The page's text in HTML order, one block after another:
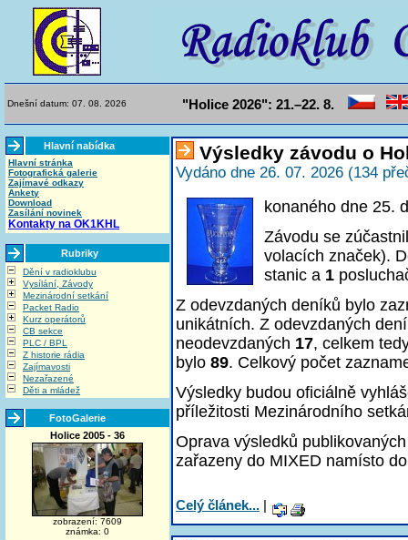
Dnešní datum: 07. 08. 2026 "Holice 2026": 21.–22. 8.
Hlavní nabídka
Hlavní stránka
Fotografická galerie
Zajímavé odkazy
Ankety
Download
Zasílání novinek
Kontakty na OK1KHL
Rubriky
Dění v radioklubu
Vysílání, Závody
Mezinárodní setkání
Packet Radio
Kurz operátorů
CB sekce
PLC / BPL
Z historie rádia
Zajímavosti
Nezařazené
Děti a mládež
FotoGalerie
Holice 2005 - 36
zobrazení: 7609
známka: 0
Výsledky závodu o
Vydáno dne 26. 07. 2026 (134
konaného dne 25.
Závodu se
volacích značek).
stanic a 1
Z odevzdaných deníků bylo
unikátních. Z odevzdaných
neodevzdaných 17, celkem
bylo 89. Celkový počet
Výsledky budou oficiálně
příležitosti Mezinárodního
Oprava výsledků
zařazeny do MIXED namísto
Celý článek... |